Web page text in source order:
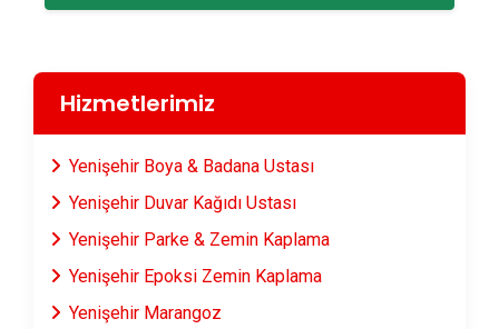
Hizmetlerimiz
Yenişehir Boya & Badana Ustası
Yenişehir Duvar Kağıdı Ustası
Yenişehir Parke & Zemin Kaplama
Yenişehir Epoksi Zemin Kaplama
Yenişehir Marangoz